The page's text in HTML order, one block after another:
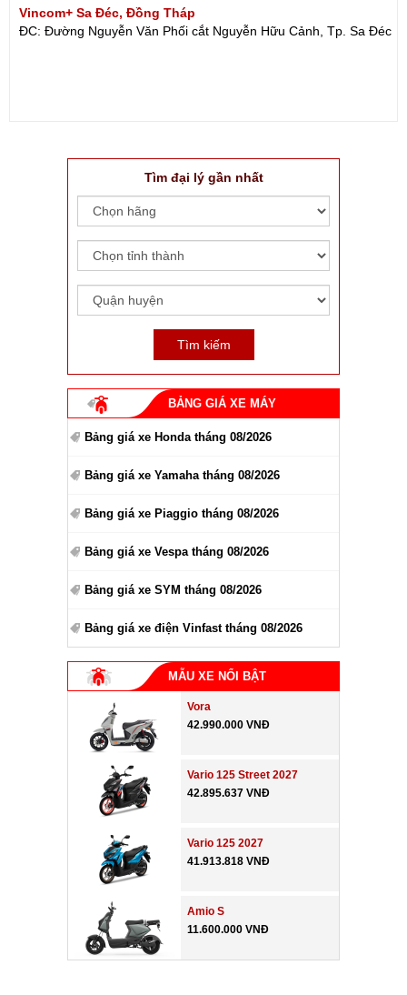
Vincom+ Sa Đéc, Đồng Tháp
ĐC: Đường Nguyễn Văn Phối cắt Nguyễn Hữu Cảnh, Tp. Sa Đéc
Tìm đại lý gần nhất
BẢNG GIÁ XE MÁY
Bảng giá xe Honda tháng 08/2026
Bảng giá xe Yamaha tháng 08/2026
Bảng giá xe Piaggio tháng 08/2026
Bảng giá xe Vespa tháng 08/2026
Bảng giá xe SYM tháng 08/2026
Bảng giá xe điện Vinfast tháng 08/2026
MẪU XE NỔI BẬT
Vora
42.990.000 VNĐ
Vario 125 Street 2027
42.895.637 VNĐ
Vario 125 2027
41.913.818 VNĐ
Amio S
11.600.000 VNĐ